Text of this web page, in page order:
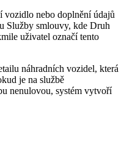
vozidlo nebo doplnění údajů
Služby smlouvy, kde Druh
uživatel označí tento
náhradních vozidel, která
je na službě
nenulovou, systém vytvoří